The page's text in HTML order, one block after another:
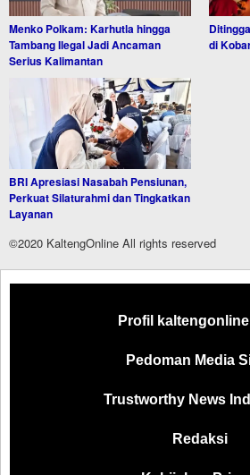
Menko Polkam: Karhutla hingga
Tambang Ilegal Jadi Ancaman
Serius Kalimantan
di
BRI Apresiasi Nasabah Pensiunan,
Perkuat Silaturahmi dan Tingkatkan
Layanan
©2020 KaltengOnline All rights reserved
Profil
Pedoman Media
Trustworthy News
Redaksi